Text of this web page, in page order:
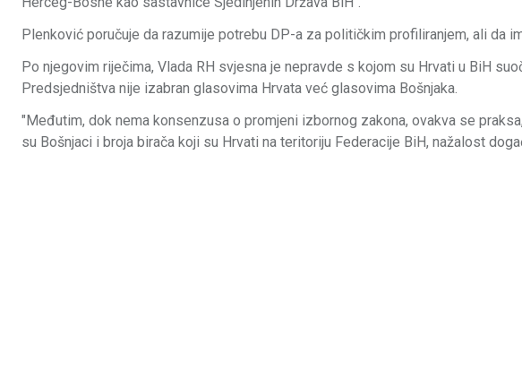
Plenković poručuje da razumije potrebu DP-a za političkim profiliranjem, ali da
Po njegovim riječima, Vlada RH svjesna je nepravde s kojom su Hrvati u BiH
Predsjedništva nije izabran glasovima Hrvata već glasovima Bošnjaka.
"Međutim, dok nema konsenzusa o promjeni izbornog zakona, ovakva se
su Bošnjaci i broja birača koji su Hrvati na teritoriju Federacije BiH, nažalost